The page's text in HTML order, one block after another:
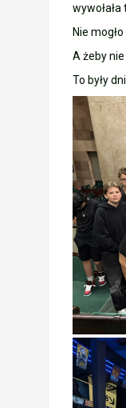
Nie
A żeby
To były